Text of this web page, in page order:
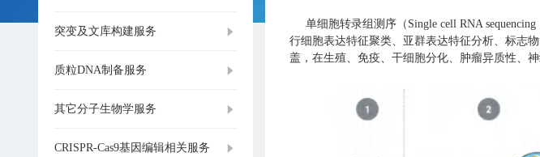
突变及文库构建服务
质粒DNA制备服务
其它分子生物学服务
CRISPR-Cas9基因编辑相关服务
单细胞转录组测序（Single cell RNA
行细胞表达特征聚类、亚群表达特征分析、标志
盖，在生殖、免疫、干细胞分化、肿瘤异质性、